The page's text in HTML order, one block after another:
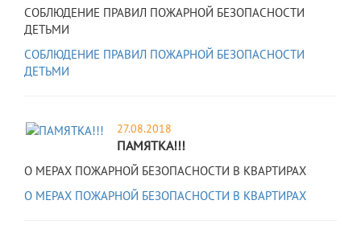
СОБЛЮДЕНИЕ ПРАВИЛ ПОЖАРНОЙ БЕЗОПАСНОСТИ
ДЕТЬМИ
СОБЛЮДЕНИЕ ПРАВИЛ ПОЖАРНОЙ БЕЗОПАСНОСТИ
ДЕТЬМИ
27.08.2018
ПАМЯТКА!!!
О МЕРАХ ПОЖАРНОЙ БЕЗОПАСНОСТИ В КВАРТИРАХ
О МЕРАХ ПОЖАРНОЙ БЕЗОПАСНОСТИ В КВАРТИРАХ